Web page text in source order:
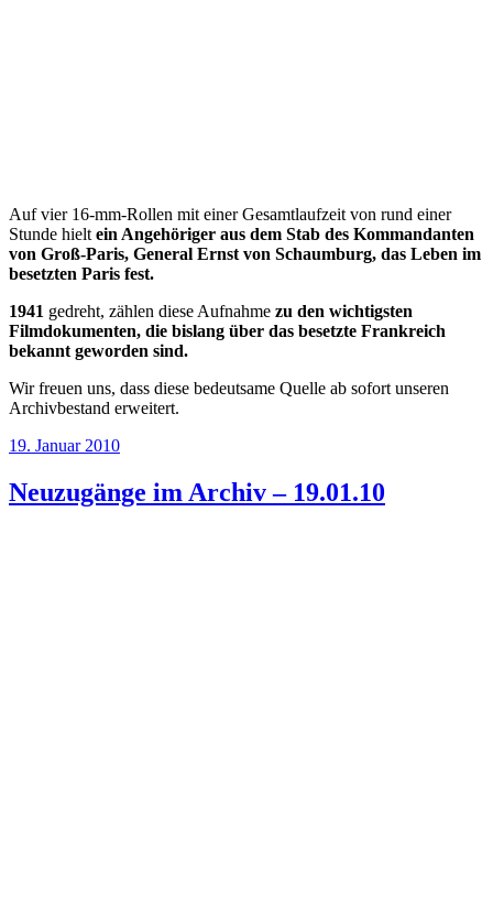
Auf vier 16-mm-Rollen mit einer Gesamtlaufzeit von rund einer
Stunde hielt ein Angehöriger aus dem Stab des Kommandanten
von Groß-Paris, General Ernst von Schaumburg, das Leben im
besetzten Paris fest.
1941 gedreht, zählen diese Aufnahme zu den wichtigsten
Filmdokumenten, die bislang über das besetzte Frankreich
bekannt geworden sind.
Wir freuen uns, dass diese bedeutsame Quelle ab sofort unseren
Archivbestand erweitert.
Veröffentlicht
19. Januar 2010
Neuzugänge im Archiv – 19.01.10